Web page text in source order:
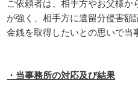
ご依頼者は、相手方やお父様か
が強く、相手方に遺留分侵害
金銭を取得したいとの思いで当
・当事務所の対応及び結果